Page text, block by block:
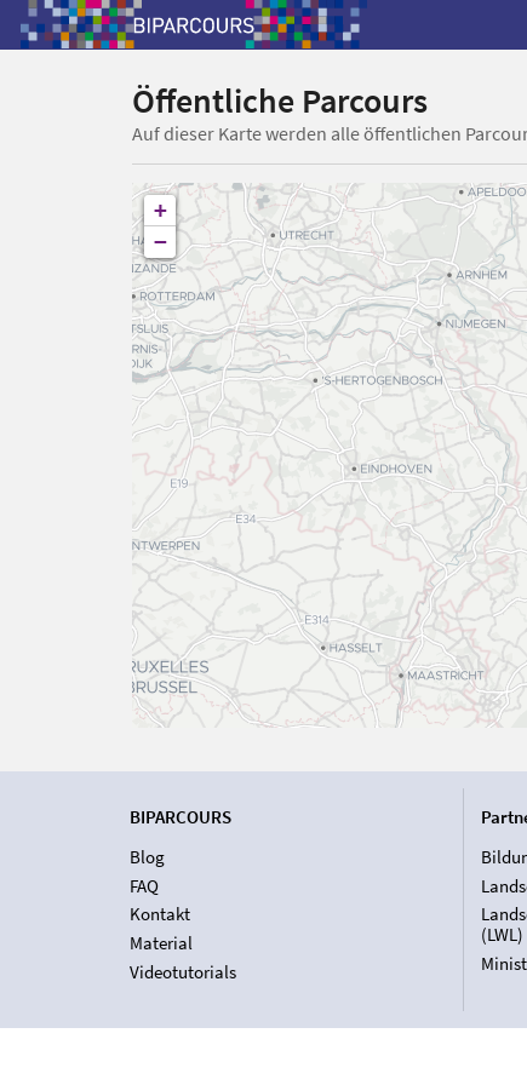
Öffentliche Parcours
Auf dieser Karte werden alle öffentlichen
+
−
BIPARCOURS
Blog
FAQ
Kontakt
Material
Videotutorials
(LWL)